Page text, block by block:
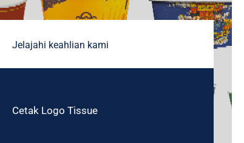
CUTLERRY
Jelajahi keahlian kami
Cetak Logo Tissue